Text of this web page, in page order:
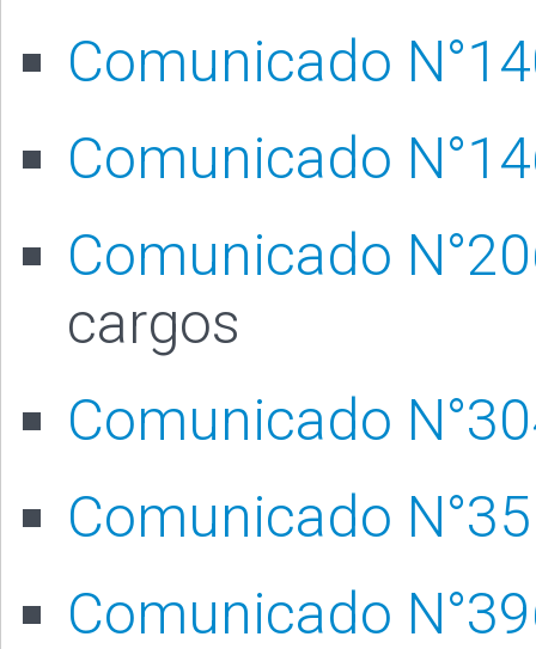
Comunicado
Comunicado
Comunicado
cargos
Comunicado
Comunicado
Comunicado